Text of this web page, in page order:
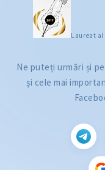
Laureat al
Ne puteți urmări și
și cele mai